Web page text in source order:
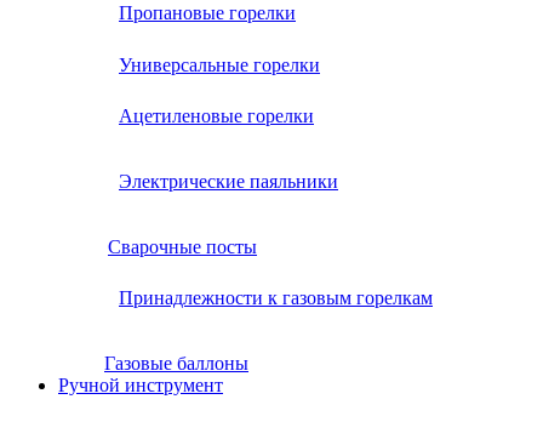
Пропановые горелки
Универсальные горелки
Ацетиленовые горелки
Электрические паяльники
Сварочные посты
Принадлежности к газовым горелкам
Газовые баллоны
Ручной инструмент